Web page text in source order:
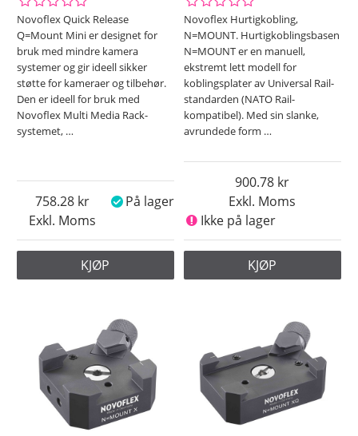
Novoflex Quick Release
Q=Mount Mini er designet for
bruk med mindre kamera
systemer og gir ideell sikker
støtte for kameraer og tilbehør.
Den er ideell for bruk med
Novoflex Multi Media Rack-
systemet, …
Exkl. Moms
758.28 På lager
KJØP
Novoflex Hurtigkobling,
N=MOUNT. Hurtigkoblingsbasen
N=MOUNT er en manuell,
ekstremt lett modell for
koblingsplater av Universal Rail-
standarden (NATO Rail-
kompatibel). Med sin slanke,
avrundede form …
Exkl. Moms
900.78
Ikke på lager
KJØP